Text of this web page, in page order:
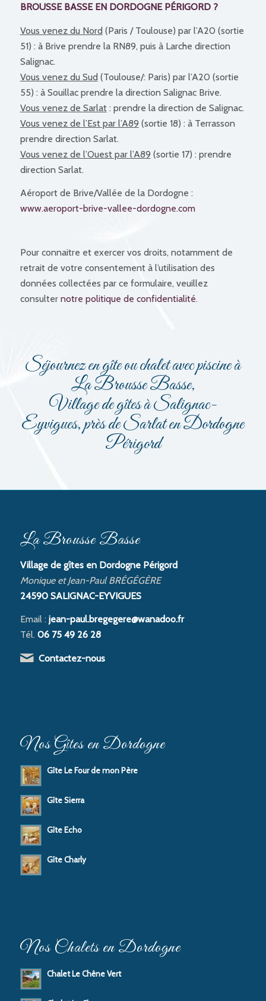
BROUSSE BASSE EN DORDOGNE PÉRIGORD ?
Vous venez du Nord(Paris / Toulouse) par l’A20 (sortie
51) : à Brive prendre la RN89, puis à Larche direction
Salignac.
Vous venez du Sud(Toulouse/: Paris) par l’A20 (sortie
55) : à Souillac prendre la direction Salignac Brive.
Vous venez de Sarlat: prendre la direction de Salignac.
Vous venez de l’Est par l’A89 (sortie 18) : à Terrasson
prendre direction Sarlat.
Vous venez de l’Ouest par l’A89 (sortie 17) : prendre
direction Sarlat.
Aéroport de Brive/Vallée de la Dordogne :
www.aeroport-brive-vallee-dordogne.com
Pour connaitre et exercer vos droits, notamment de
retrait de votre consentement à l’utilisation des
données collectées par ce formulaire, veuillez
consulter notre politique de confidentialité.
Séjournez en gîte ou chalet avec piscine à
La Brousse Basse,
Village de gîtes à Salignac-
Eyvigues, près de Sarlat en Dordogne
Périgord
La Brousse Basse
Village de gîtes en Dordogne Périgord
Monique et Jean-Paul BRÉGÉGÈRE
24590 SALIGNAC-EYVIGUES
Email : jean-paul.bregegere@wanadoo.fr
Tél. 06 75 49 26 28
Contactez-nous
Nos Gîtes en Dordogne
Gîte Le Four de mon Père
Gîte Sierra
Gîte Echo
Gîte Charly
Nos Chalets en Dordogne
Chalet Le Chêne Vert